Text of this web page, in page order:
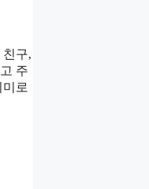
구,
주
로